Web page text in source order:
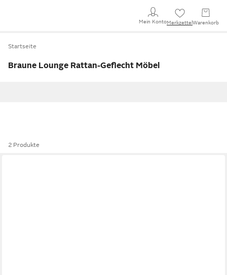
Mein KontoMerkzettel Warenkorb
Startseite
Braune Lounge Rattan-Geflecht Möbel
2 Produkte